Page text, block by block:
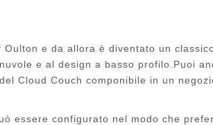
e da allora è diventato un
e al design a basso profilo.Puoi
Cloud Couch componibile in un
essere configurato nel modo che